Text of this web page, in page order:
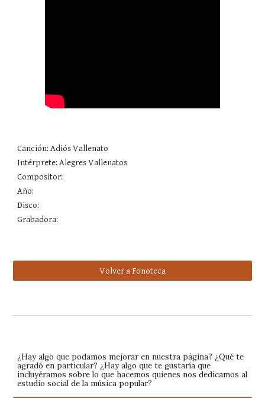
Canción: Adiós Vallenato
Intérprete: Alegres Vallenatos
Compositor:
Año:
Disco:
Grabadora:
Volver a Fonoteca
¿Hay algo que podamos mejorar en nuestra página? ¿Qué te
agradó en particular? ¿Hay algo que te gustaría que
incluyéramos sobre lo que hacemos quienes nos dedicamos al
estudio social de la música popular?